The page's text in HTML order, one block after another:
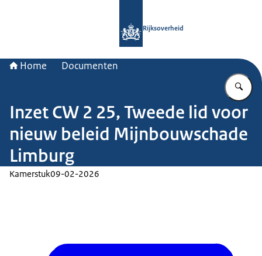
Rijksoverheid
Home Documenten
Inzet CW 2 25, Tweede lid voor
nieuw beleid Mijnbouwschade
Limburg
Kamerstuk09-02-2026